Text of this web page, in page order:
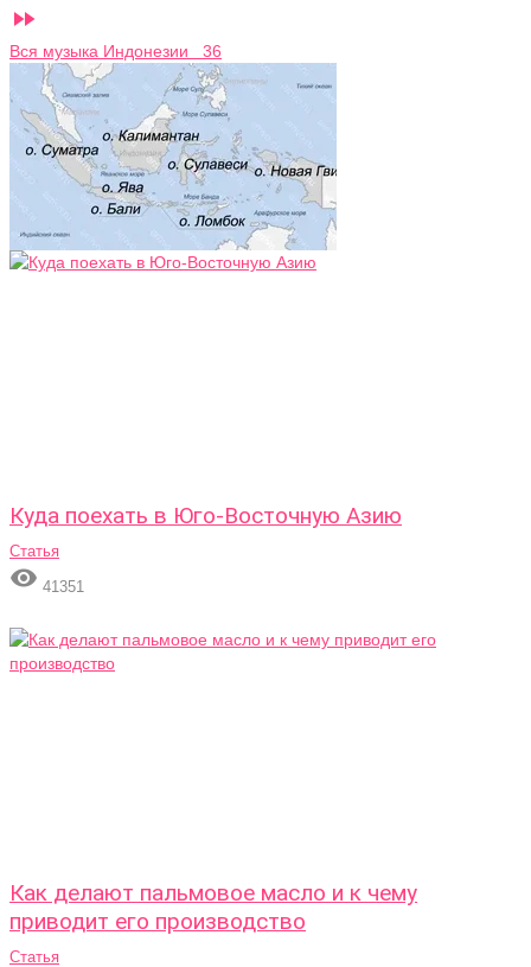

Вся музыка Индонезии 36
Куда поехать в Юго-Восточную Азию
Статья
 41351
Как делают пальмовое масло и к чему
приводит его производство
Статья